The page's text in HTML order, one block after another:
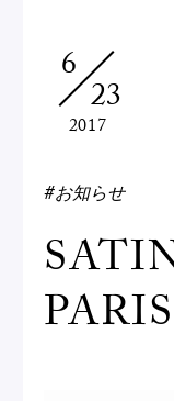
焼
6
23
2017
#お知らせ